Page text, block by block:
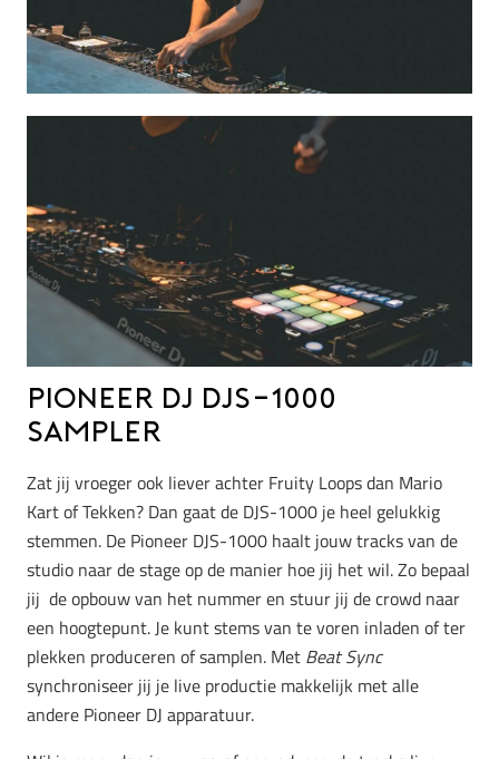
Pioneer DJ DJS-1000
Sampler
Zat jij vroeger ook liever achter Fruity Loops dan Mario
Kart of Tekken? Dan gaat de DJS-1000 je heel gelukkig
stemmen. De Pioneer DJS-1000 haalt jouw tracks van de
studio naar de stage op de manier hoe jij het wil. Zo bepaal
jij de opbouw van het nummer en stuur jij de crowd naar
een hoogtepunt. Je kunt stems van te voren inladen of ter
plekken produceren of samplen. Met Beat Sync
synchroniseer jij je live productie makkelijk met alle
andere Pioneer DJ apparatuur.